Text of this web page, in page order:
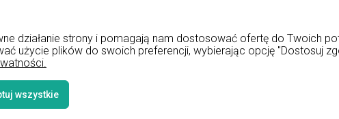
Ustawienia konta
Przechowalnia
Koszty dostawy
Czas realizacji zamówienia
działanie strony i pomagają nam dostosować ofertę do Twoich
użycie plików do swoich preferencji, wybierając opcję "Dostosuj
wszystkie